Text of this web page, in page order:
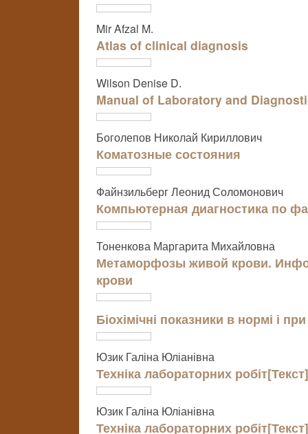
Mir Afzal M.
Atlas of clinical diagnosis
Wilson Denise D.
Manual of Laboratory and
Боголепов Николай Кириллович
Коматозные состояния
Файнзильберг Леонид Соломонович
Компьютерная диагностика по
Тоненкова Маргарита Михайловна
Метаморфозы живой крови.
крови
Біохімічні показники в нормі і
Юзик Галіна Юліанівна
Техніка лабораторних робіт[Текст]
Юзик Галіна Юліанівна
Техніка лабораторних робіт[Текст]